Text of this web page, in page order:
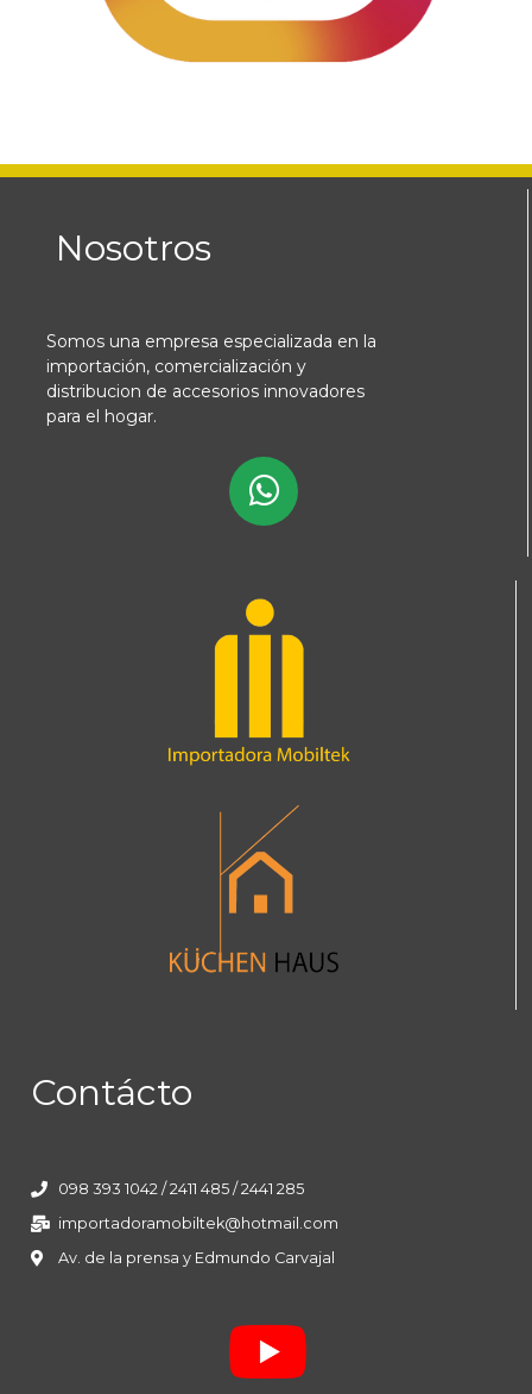
Nosotros
Somos una empresa especializada en la
importación, comercialización y
distribucion de accesorios innovadores
para el hogar.
Contácto
098 393 1042 / 2411 485 / 2441 285
importadoramobiltek@hotmail.com
Av. de la prensa y Edmundo Carvajal